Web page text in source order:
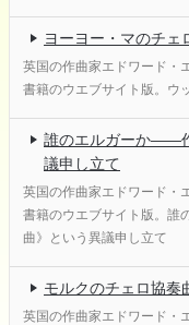
ヨーヨー・マのチェ
英国の作曲家エドワード・
書籍のウエブサイト版。ウ
誰のエルガーか――
議申し立て
英国の作曲家エドワード・
書籍のウエブサイト版。
曲》という異議申し立て
モルクのチェロ協奏
英国の作曲家エドワード・